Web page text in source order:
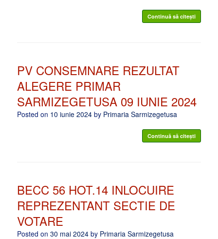
Continuă să citești
PV CONSEMNARE REZULTAT
ALEGERE PRIMAR
SARMIZEGETUSA 09 IUNIE 2024
Posted on 10 iunie 2024 by Primaria Sarmizegetusa
Continuă să citești
BECC 56 HOT.14 INLOCUIRE
REPREZENTANT SECTIE DE
VOTARE
Posted on 30 mai 2024 by Primaria Sarmizegetusa